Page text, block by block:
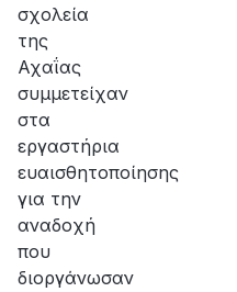
σχολεία
της
Αχαΐας
συμμετείχαν
στα
εργαστήρια
ευαισθητοποίησης
για την
αναδοχή
που
διοργάνωσαν